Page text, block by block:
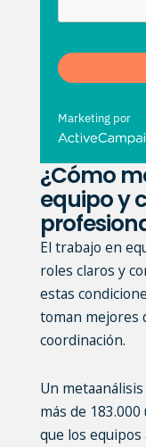
Marketing por
A
t
i
v
e
C
a
p
a
i
¿Cómo
equipo y
El trabajo en
roles claros y
estas
toman mejores
coordinación.
Un metaanálisis
más de
que los